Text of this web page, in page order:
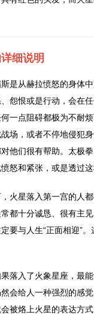
细说明
是从赫拉愤怒的身体
怨恨或是行动，会在
一点阻碍都极为不耐
场，或者不停地侵犯
他们很有帮助。太极
愤怒和紧张，或是透过
火星落入第一宫的人
都十分诚恳、很有主
要与人生“正面相迎”
落入了火象星座，最
会给人一种强烈的感
被烙上火星的表达方